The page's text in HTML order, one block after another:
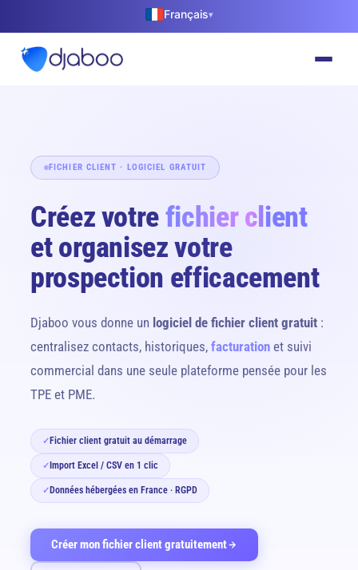
Français▾
FICHIER CLIENT · LOGICIEL GRATUIT
Créez votrefichier client
et organisez votre
prospection efficacement
Djaboo vous donne un logiciel de fichier client gratuit :
centralisez contacts, historiques, facturation et suivi
commercial dans une seule plateforme pensée pour les
TPE et PME.
✓ Fichier client gratuit au démarrage
✓ Import Excel / CSV en 1 clic
✓ Données hébergées en France · RGPD
Créer mon fichier client gratuitement